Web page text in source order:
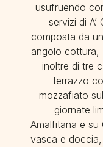
usufruendo
servizi di
composta da
angolo cottura,
inoltre di tre
terrazzo
mozzafiato
giornate
Amalfitana e su
vasca e doccia,